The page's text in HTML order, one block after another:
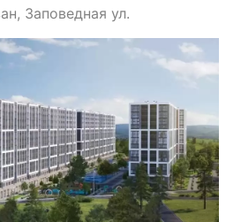
Заповедная ул.